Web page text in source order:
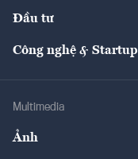
Quản trị số
Tư vấn
The Guide
Đầu tư
Công nghệ & Startup
Multimedia
Ảnh